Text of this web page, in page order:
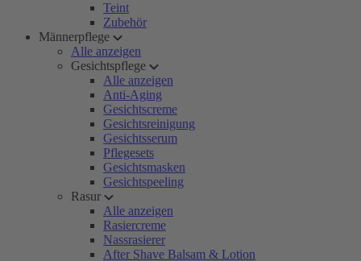
Teint
Zubehör
Männerpflege
Alle anzeigen
Gesichtspflege
Alle anzeigen
Anti-Aging
Gesichtscreme
Gesichtsreinigung
Gesichtsserum
Pflegesets
Gesichtsmasken
Gesichtspeeling
Rasur
Alle anzeigen
Rasiercreme
Nassrasierer
After Shave Balsam & Lotion